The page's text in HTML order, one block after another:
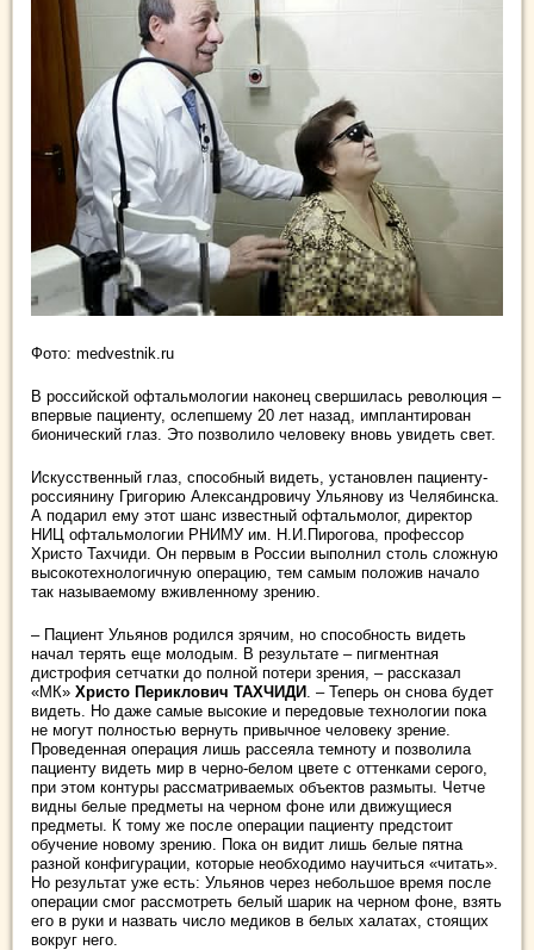
Фото: medvestnik.ru
В российской офтальмологии наконец свершилась революция –
впервые пациенту, ослепшему 20 лет назад, имплантирован
бионический глаз. Это позволило человеку вновь увидеть свет.
Искусственный глаз, способный видеть, установлен пациенту-
россиянину Григорию Александровичу Ульянову из Челябинска.
А подарил ему этот шанс известный офтальмолог, директор
НИЦ офтальмологии РНИМУ им. Н.И.Пирогова, профессор
Христо Тахчиди. Он первым в России выполнил столь сложную
высокотехнологичную операцию, тем самым положив начало
так называемому вживленному зрению.
– Пациент Ульянов родился зрячим, но способность видеть
начал терять еще молодым. В результате – пигментная
дистрофия сетчатки до полной потери зрения, – рассказал
«МК» Христо Периклович ТАХЧИДИ . – Теперь он снова будет
видеть. Но даже самые высокие и передовые технологии пока
не могут полностью вернуть привычное человеку зрение.
Проведенная операция лишь рассеяла темноту и позволила
пациенту видеть мир в черно-белом цвете с оттенками серого,
при этом контуры рассматриваемых объектов размыты. Четче
видны белые предметы на черном фоне или движущиеся
предметы. К тому же после операции пациенту предстоит
обучение новому зрению. Пока он видит лишь белые пятна
разной конфигурации, которые необходимо научиться «читать».
Но результат уже есть: Ульянов через небольшое время после
операции смог рассмотреть белый шарик на черном фоне, взять
его в руки и назвать число медиков в белых халатах, стоящих
вокруг него.